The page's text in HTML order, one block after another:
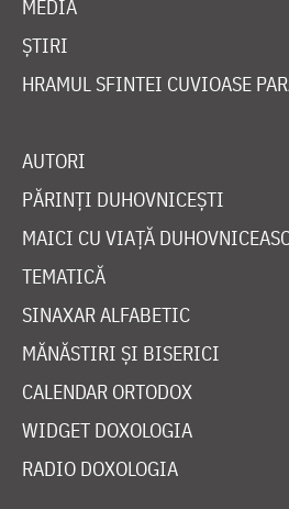
MEDIA
ȘTIRI
HRAMUL SFINTEI CUVIOASE
AUTORI
PĂRINȚI DUHOVNICEȘTI
MAICI CU VIAȚĂ
TEMATICĂ
SINAXAR ALFABETIC
MĂNĂSTIRI ȘI BISERICI
CALENDAR ORTODOX
WIDGET DOXOLOGIA
RADIO DOXOLOGIA